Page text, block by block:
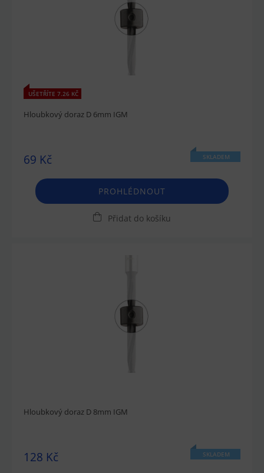
UŠETŘÍTE 7.26 KČ
Hloubkový doraz D 6mm IGM
69 Kč SKLADEM
PROHLÉDNOUT
Přidat do košíku
Hloubkový doraz D 8mm IGM
128 Kč SKLADEM